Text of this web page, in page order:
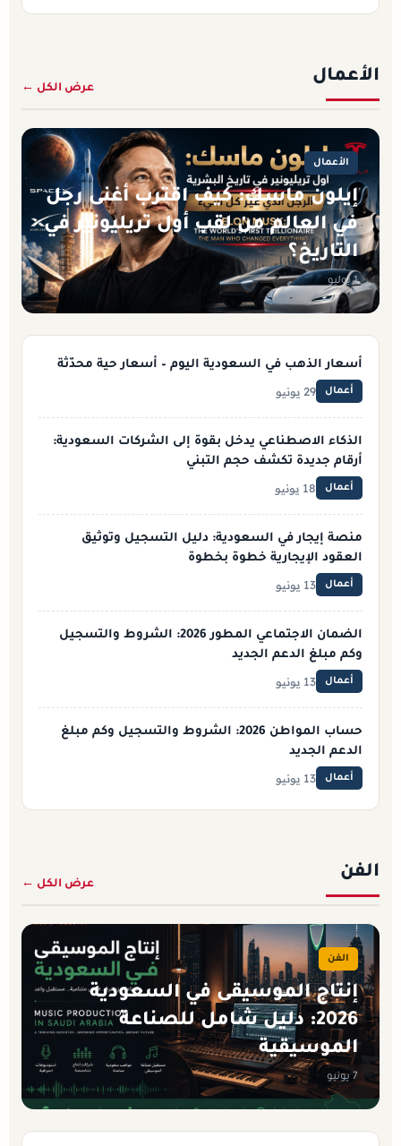
الأعمال
عرض الكل ←
الأعمال
إيلون ماسك: كيف اقترب أغنى رجل
في العالم من لقب أول تريليونير في
التاريخ؟
1 يوليو
أسعار الذهب في السعودية اليوم – أسعار حية محدّثة
أعمال 29 يونيو
الذكاء الاصطناعي يدخل بقوة إلى الشركات السعودية:
أرقام جديدة تكشف حجم التبني
أعمال 18 يونيو
منصة إيجار في السعودية: دليل التسجيل وتوثيق
العقود الإيجارية خطوة بخطوة
أعمال 13 يونيو
الضمان الاجتماعي المطور 2026: الشروط والتسجيل
وكم مبلغ الدعم الجديد
أعمال 13 يونيو
حساب المواطن 2026: الشروط والتسجيل وكم مبلغ
الدعم الجديد
أعمال 13 يونيو
الفن
عرض الكل ←
الفن
إنتاج الموسيقى في السعودية
2026: دليل شامل للصناعة
الموسيقية
7 يونيو